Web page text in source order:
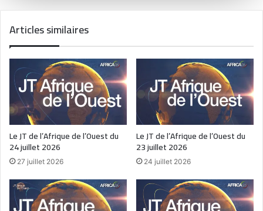
Articles similaires
Le JT de l’Afrique de l’Ouest du
24 juillet 2026
27 juillet 2026
Le JT de l’Afrique de l’Ouest du
23 juillet 2026
24 juillet 2026